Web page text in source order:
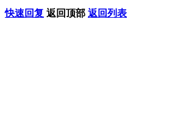
快速回复 返回顶部 返回列表